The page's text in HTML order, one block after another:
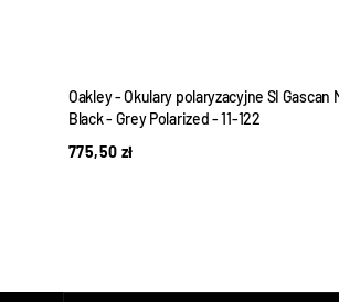
Oakley - Okulary polaryzacyjne SI Gascan
Black - Grey Polarized - 11-122
775,50 zł